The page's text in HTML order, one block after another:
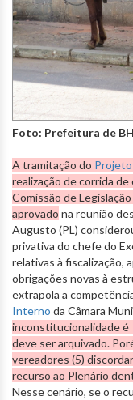
Foto: Prefeitura de BH
A tramitação do
realização de corrida
Comissão de
aprovado na reunião
Augusto (PL)
privativa do chefe do
relativas à fiscalização,
obrigações novas à
extrapola a
Interno da Câmara
inconstitucionalidade é
deve ser arquivado.
vereadores (5)
recurso ao Plenário
Nesse cenário, se o